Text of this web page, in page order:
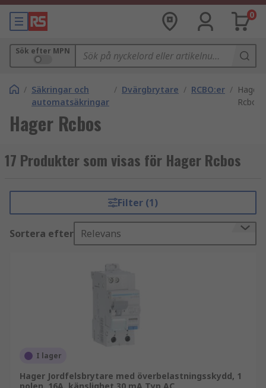
0
Sök efter MPN
/ Säkringar och
automatsäkringar
/ Dvärgbrytare / RCBO:er / Hager
Rcbos
Hager Rcbos
17 Produkter som visas för Hager Rcbos
Filter (1)
Sortera efter Relevans
I lager
Hager Jordfelsbrytare med överbelastningsskydd, 1